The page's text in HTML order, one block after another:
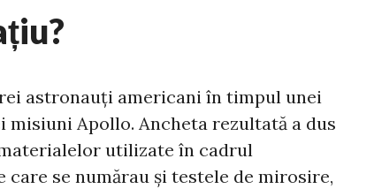
astronauți americani în timpul unei
Apollo. Ancheta rezultată a dus
utilizate în cadrul
se numărau și testele de mirosire,